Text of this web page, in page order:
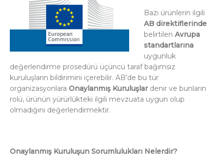
Bazı ürünlerin ilgili
AB direktiflerinde
belirtilen Avrupa
standartlarına
uygunluk
değerlendirme prosedürü üçüncü taraf bağımsız
kuruluşların bildirimini içerebilir. AB’de bu tür
organizasyonlara Onaylanmış Kuruluşlardenir ve bunların
rolü, ürünün yürürlükteki ilgili mevzuata uygun olup
olmadığını değerlendirmektir.
Onaylanmış Kuruluşun Sorumlulukları Nelerdir?